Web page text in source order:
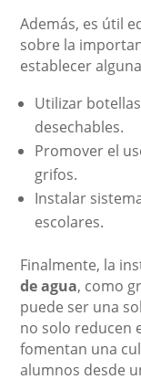
Además, es útil
sobre la
establecer
Utilizar
desechables.
Promover el
grifos.
Instalar
escolares.
Finalmente, la
de agua, como
puede ser una
no solo reducen
fomentan una
alumnos desde